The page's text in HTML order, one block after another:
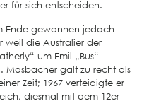
für sich entscheiden.
Ende gewannen jedoch
weil die Australier der
um Emil „Bus“
Mosbacher galt zu recht als
Zeit; 1967 verteidigte er
diesmal mit dem 12er